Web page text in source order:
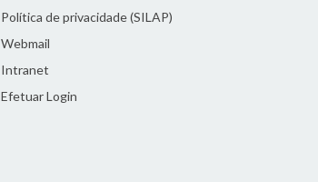
Política de privacidade (SILAP)
Webmail
Intranet
Efetuar Login